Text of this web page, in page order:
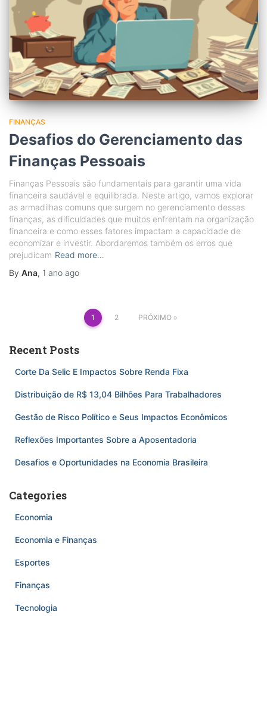
FINANÇAS
Desafios do Gerenciamento das
Finanças Pessoais
Finanças Pessoais são fundamentais para garantir uma vida
financeira saudável e equilibrada. Neste artigo, vamos explorar
as armadilhas comuns que surgem no gerenciamento dessas
finanças, as dificuldades que muitos enfrentam na organização
financeira e como esses fatores impactam a capacidade de
economizar e investir. Abordaremos também os erros que
prejudicam Read more…
By Ana, 1 ano ago
Paginação
posts
1 2 PRÓXIMO
Recent Posts
Corte Da Selic E Impactos Sobre Renda Fixa
Distribuição de R$ 13,04 Bilhões Para Trabalhadores
Gestão de Risco Político e Seus Impactos Econômicos
Reflexões Importantes Sobre a Aposentadoria
Desafios e Oportunidades na Economia Brasileira
Categories
Economia
Economia e Finanças
Esportes
Finanças
Tecnologia